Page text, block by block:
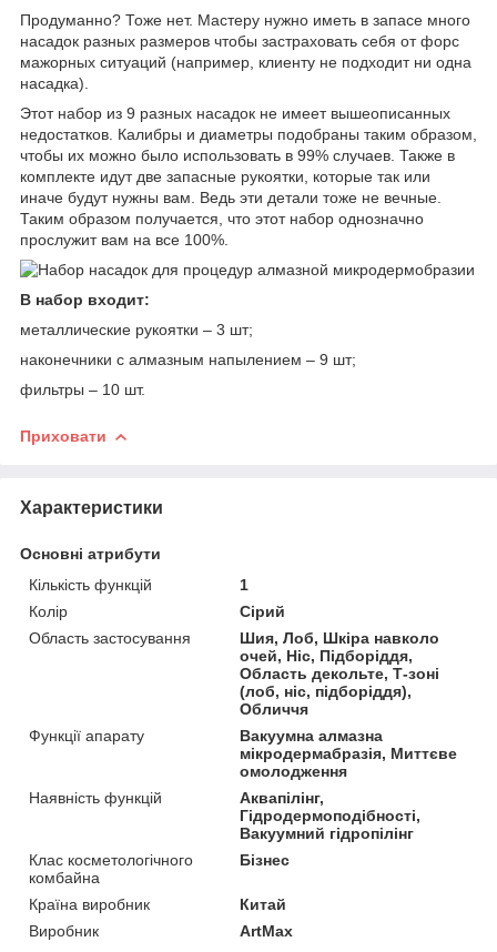
Продуманно? Тоже нет. Мастеру нужно иметь в запасе много
насадок разных размеров чтобы застраховать себя от форс
мажорных ситуаций (например, клиенту не подходит ни одна
насадка).
Этот набор из 9 разных насадок не имеет вышеописанных
недостатков. Калибры и диаметры подобраны таким образом,
чтобы их можно было использовать в 99% случаев. Также в
комплекте идут две запасные рукоятки, которые так или
иначе будут нужны вам. Ведь эти детали тоже не вечные.
Таким образом получается, что этот набор однозначно
прослужит вам на все 100%.
В набор входит:
металлические рукоятки – 3 шт;
наконечники с алмазным напылением – 9 шт;
фильтры – 10 шт.
Приховати
Характеристики
Основні атрибути
Кількість функцій
1
Колір
Сірий
Область застосування
Шия, Лоб, Шкіра навколо
очей, Ніс, Підборіддя,
Область декольте, Т-зоні
(лоб, ніс, підборіддя),
Обличчя
Функції апарату
Вакуумна алмазна
мікродермабразія, Миттєве
омолодження
Наявність функцій
Аквапілінг,
Гідродермоподібності,
Вакуумний гідропілінг
Клас косметологічного
комбайна
Бізнес
Країна виробник
Китай
Виробник
ArtMax